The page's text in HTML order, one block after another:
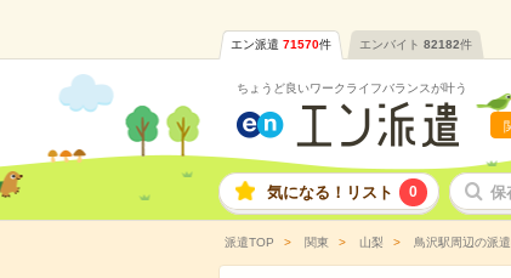
エン派遣 71570件 エンバイト 82182件
ちょうど良いワークライフバランスが叶う
気になる！リスト 0 保
派遣TOP 関東 山梨 鳥沢駅周辺の派